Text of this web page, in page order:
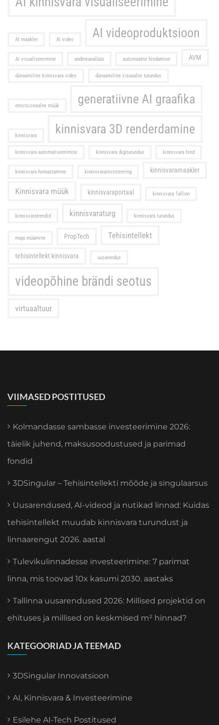
AI maakler AI video AI videoproduktsioon
AI visualiseerimine andmeanalüüs automaatne hindamine AVM
dünaamiline kinnisvara video dünaamiline visuaalne turundus
emotsionaalne müük generatiivne AI graafika
kinnisvara kinnisvara 3D renderdamine
kinnisvara automatiseerimine kinnisvara digiturundus kinnisvara hind
kinnisvara hinnastamine kinnisvarainvesteering kinnisvaramaakler
Kinnisvara müük kinnisvaraportaal kinnisvara Tallinn
kinnisvaratrendid kinnisvaraturg kinnisvara turundus
maja müümine PropTech Tehisintellekt
tehisintellekt kinnisvara uusarendus
videopõhine brändi seotus
virtuaaltuur
VIIMASED POSTITUSED
Kolmandasse sambasse investeerimine 2026:
täielik juhend, maksusoodustused ja parimad
fondid
3DSingular – Tehisintellekti mõõde ja singulaarsus
Uusarendused, AI-videod ja nutikad linnad: Kuidas
tehisintellekt muudab kinnisvara turundust ja
linnaarengut 2026. aastal
Tulevikulinnadesse investeerimine: 7 parimat
linna, mis toovad 10x kasumi 2030. aastaks
Tallinna uusarendused 2026: Millised projektid on
ehituses ja millised on keskmised m² hinnad?
KATEGOORIAD JA TEEMAD
3DSingular Innovatsioon
AI, Kinnisvara & Investeerimine
Esilehe AI-Tech Postitused